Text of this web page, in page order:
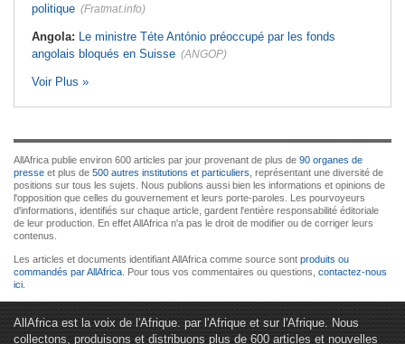
politique (Fratmat.info)
Angola: Le ministre Téte António préoccupé par les fonds
angolais bloqués en Suisse (ANGOP)
Voir Plus »
AllAfrica publie environ 600 articles par jour provenant de plus de 90 organes de
presse et plus de 500 autres institutions et particuliers , représentant une diversité de
positions sur tous les sujets. Nous publions aussi bien les informations et opinions de
l'opposition que celles du gouvernement et leurs porte-paroles. Les pourvoyeurs
d'informations, identifiés sur chaque article, gardent l'entière responsabilité éditoriale
de leur production. En effet AllAfrica n'a pas le droit de modifier ou de corriger leurs
contenus.
Les articles et documents identifiant AllAfrica comme source sont produits ou
commandés par AllAfrica . Pour tous vos commentaires ou questions, contactez-nous
ici
AllAfrica est la voix de l'Afrique. par l'Afrique et sur l'Afrique. Nous
collectons, produisons et distribuons plus de 600 articles et nouvelles